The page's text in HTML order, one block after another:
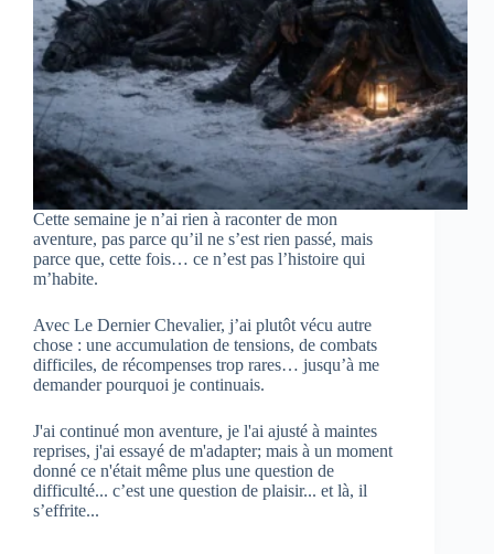
Cette semaine je n’ai rien à raconter de mon
aventure, pas parce qu’il ne s’est rien passé, mais
parce que, cette fois… ce n’est pas l’histoire qui
m’habite.
Avec Le Dernier Chevalier, j’ai plutôt vécu autre
chose : une accumulation de tensions, de combats
difficiles, de récompenses trop rares… jusqu’à me
demander pourquoi je continuais.
J'ai continué mon aventure, je l'ai ajusté à maintes
reprises, j'ai essayé de m'adapter; mais à un moment
donné ce n'était même plus une question de
difficulté... c’est une question de plaisir... et là, il
s’effrite...